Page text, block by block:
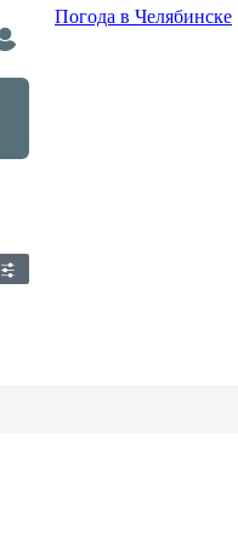
Погода в Челябинске